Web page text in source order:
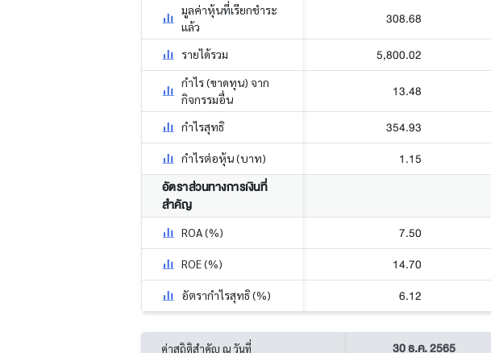
มูลค่าหุ้นที่เรียกชำระ
แล้ว
308.68
รายได้รวม 5,800.02
กำไร (ขาดทุน) จาก
กิจกรรมอื่น
13.48
กำไรสุทธิ 354.93
กำไรต่อหุ้น (บาท) 1.15
อัตราส่วนทางการเงินที่
สำคัญ
ROA (%) 7.50
ROE (%) 14.70
อัตรากำไรสุทธิ (%) 6.12
ค่าสถิติสำคัญ ณ วันที่ 30 ธ.ค. 2565